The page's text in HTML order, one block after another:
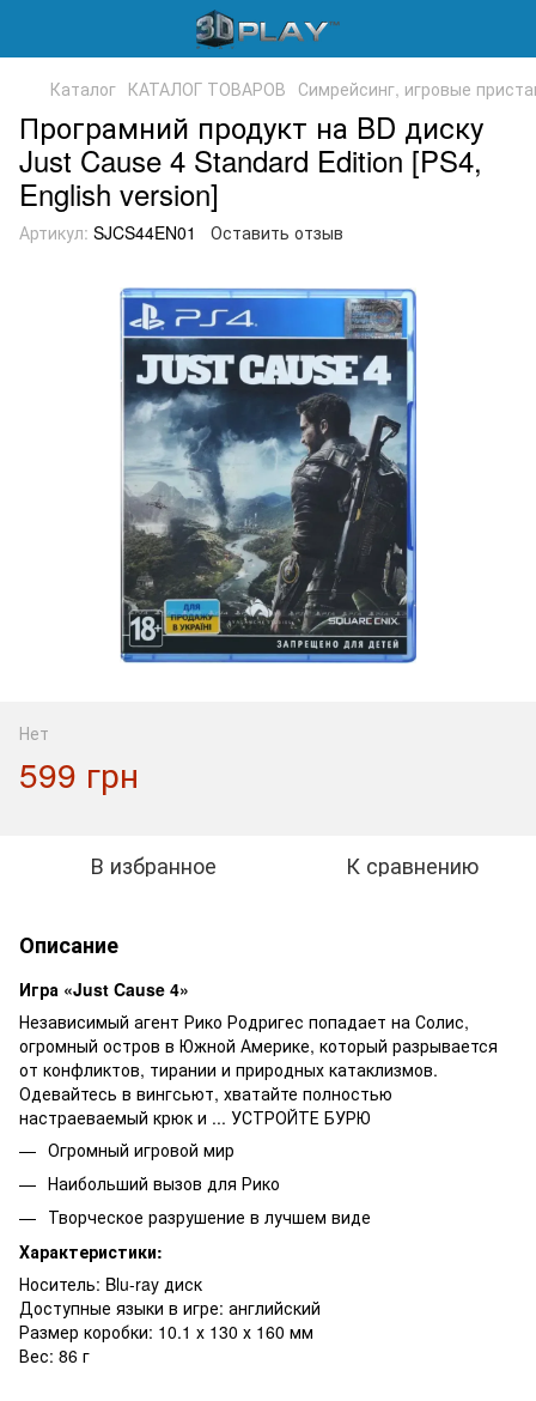
Каталог КАТАЛОГ ТОВАРОВ Симрейсинг, игровые
Програмний продукт на BD диску
Just Cause 4 Standard Edition [PS4,
English version]
Артикул: SJCS44EN01 Оставить отзыв
Нет
599 грн
В избранное К сравнению
Описание
Игра «Just Cause 4»
Независимый агент Рико Родригес попадает на Солис,
огромный остров в Южной Америке, который разрывается
от конфликтов, тирании и природных катаклизмов.
Одевайтесь в вингсьют, хватайте полностью
настраеваемый крюк и ... УСТРОЙТЕ БУРЮ
Огромный игровой мир
Наибольший вызов для Рико
Творческое разрушение в лучшем виде
Характеристики:
Носитель: Blu-ray диск
Доступные языки в игре: английский
Размер коробки: 10.1 х 130 х 160 мм
Вес: 86 г